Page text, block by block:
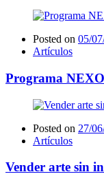
Posted on 05/
Artículos
Programa
Posted on 27/
Artículos
Vender arte sin